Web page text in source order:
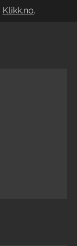
Klikk.no.